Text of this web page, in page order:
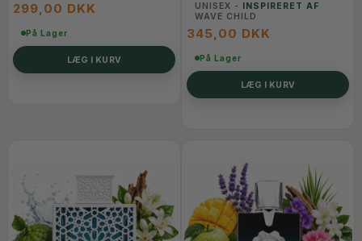
299,00 DKK
På Lager
LÆG I KURV
UNISEX - INSPIRERET AF
WAVE CHILD
345,00 DKK
På Lager
LÆG I KURV